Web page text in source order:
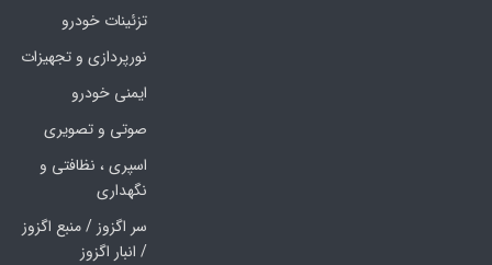
تزئینات خودرو
نورپردازی و تجهیزات
ایمنی خودرو
صوتی و تصویری
اسپری ، نظافتی و
نگهداری
سر اگزوز / منبع اگزوز
/ انبار اگزوز